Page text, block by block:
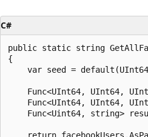
C#
public static string
{
var seed =
Func<UInt64, UInt64,
Func<UInt64, UInt64,
Func<Uint64, string>
return